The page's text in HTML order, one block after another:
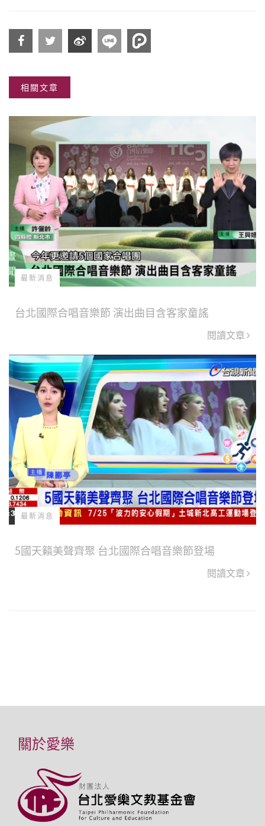
到
相關文章
最新消息
台北國際合唱音樂節 演出曲目含客家童謠
閱讀文章
最新消息
5國天籟美聲齊聚 台北國際合唱音樂節登場
閱讀文章
關於愛樂